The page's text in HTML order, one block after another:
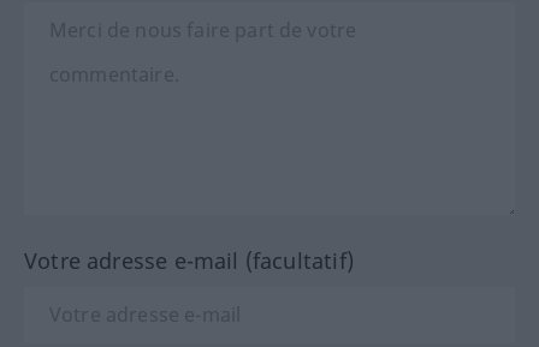
Votre adresse e-mail (facultatif)